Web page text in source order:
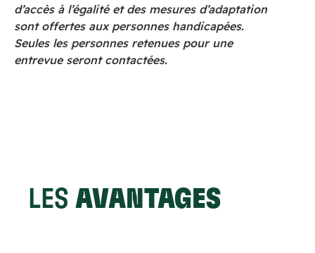
d’accès à l’égalité et des mesures d’adaptation
sont offertes aux personnes handicapées.
Seules les personnes retenues pour une
entrevue seront contactées.
LES AVANTAGES